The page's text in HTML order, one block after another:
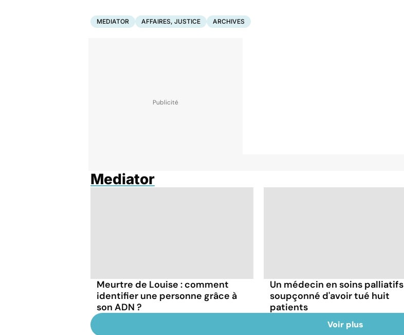
MEDIATOR AFFAIRES, JUSTICE ARCHIVES
Mediator
Meurtre de Louise : comment
identifier une personne grâce à
son ADN ?
Un médecin en soins palliatifs
soupçonné d'avoir tué huit
patients
Voir plus